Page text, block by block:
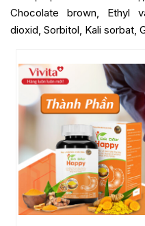
Chocolate brown, Ethyl
dioxid, Sorbitol, Kali sorbat,